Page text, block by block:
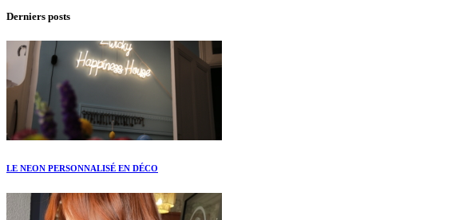
Derniers posts
LE NEON PERSONNALISÉ EN DÉCO